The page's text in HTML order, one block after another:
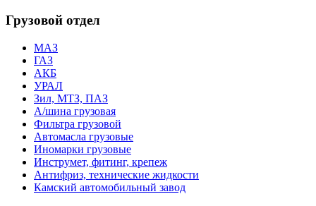
Грузовой отдел
МАЗ
ГАЗ
АКБ
УРАЛ
Зил, МТЗ, ПАЗ
А/шина грузовая
Фильтра грузовой
Автомасла грузовые
Иномарки грузовые
Инструмет, фитинг, крепеж
Антифриз, технические жидкости
Камский автомобильный завод